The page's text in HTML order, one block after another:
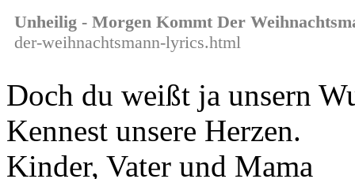
Unheilig - Morgen Kommt Der
der-weihnachtsmann-lyrics.html
Doch du weißt ja unsern
Kennest unsere Herzen.
Kinder, Vater und Mama